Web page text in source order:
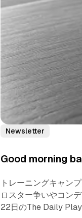
Newsletter
Good morning
トレーニングキャン
ロスター争いやコン
22日のThe Daily